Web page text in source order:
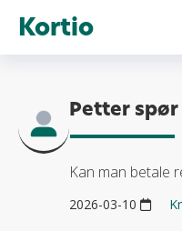
Kortio
Petter spør
Kan man betale
2026-03-10